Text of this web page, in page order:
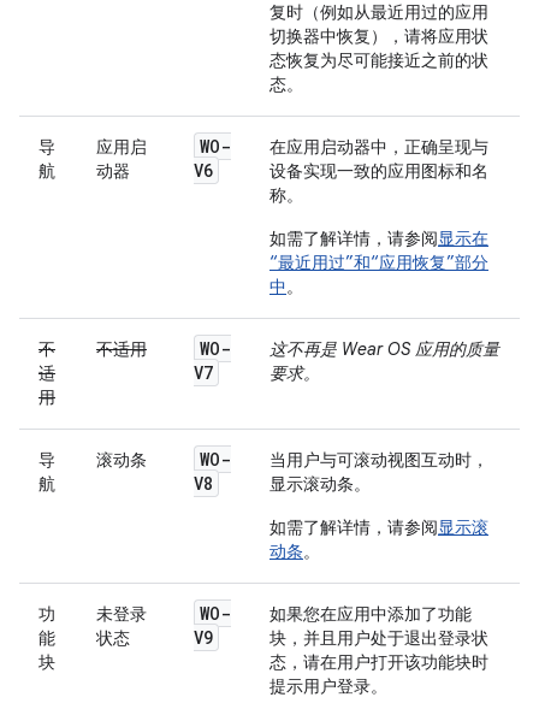
复时（例如从最近用过的应用
切换器中恢复），请将应用状
态恢复为尽可能接近之前的状
态。
导
航
应用启
动器
WO-
V6
在应用启动器中，正确呈现与
设备实现一致的应用图标和名
称。
如需了解详情，请参阅显示在
“最近用过”和“应用恢复”部分
中。
不
适
用
不适用
WO-
V7
这不再是 Wear OS 应用的质量
要求。
导
航
滚动条
WO-
V8
当用户与可滚动视图互动时，
显示滚动条。
如需了解详情，请参阅显示滚
动条。
功
能
块
未登录
状态
WO-
V9
如果您在应用中添加了功能
块，并且用户处于退出登录状
态，请在用户打开该功能块时
提示用户登录。